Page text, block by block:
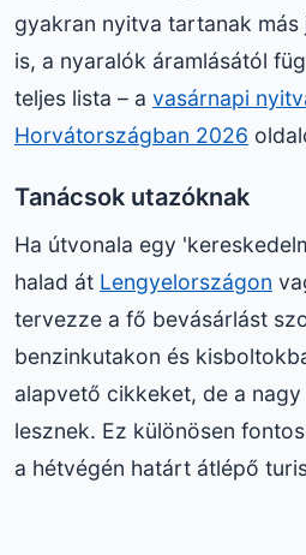
gyakran nyitva tartanak más
is, a nyaralók áramlásától
teljes lista – a vasárnapi
Horvátországban 2026
Tanácsok utazóknak
Ha útvonala egy
halad át Lengyelországon
tervezze a fő bevásárlást
benzinkutakon és
alapvető cikkeket, de a
lesznek. Ez különösen
a hétvégén határt átlépő